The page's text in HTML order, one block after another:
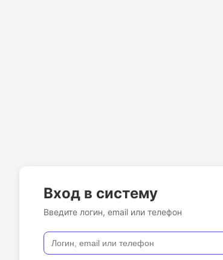
Вход в систему
Введите логин, email или телефон